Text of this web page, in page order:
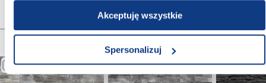
Akceptuję wszystkie
Spersonalizuj
Produkty alternatywne
PORÓWNAJ PORÓWNAJ